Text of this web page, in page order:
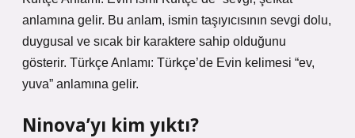
anlamına gelir. Bu anlam, ismin taşıyıcısının sevgi dolu,
duygusal ve sıcak bir karaktere sahip olduğunu
gösterir. Türkçe Anlamı: Türkçe’de Evin kelimesi “ev,
yuva” anlamına gelir.
Ninova’yı kim yıktı?